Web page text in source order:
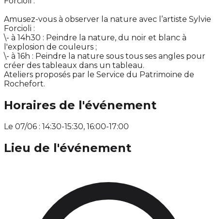
Amusez-vous à observer la nature avec l’artiste Sylvie
Forcioli :
\- à 14h30 : Peindre la nature, du noir et blanc à
l'explosion de couleurs ;
\- à 16h : Peindre la nature sous tous ses angles pour
créer des tableaux dans un tableau.
Ateliers proposés par le Service du Patrimoine de
Rochefort.
Horaires de l'événement
Le 07/06 : 14:30-15:30, 16:00-17:00
Lieu de l'événement